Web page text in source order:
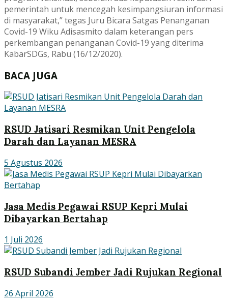
pemerintah untuk mencegah kesimpangsiuran informasi
di masyarakat,” tegas Juru Bicara Satgas Penanganan
Covid-19 Wiku Adisasmito dalam keterangan pers
perkembangan penanganan Covid-19 yang diterima
KabarSDGs, Rabu (16/12/2020).
BACA JUGA
RSUD Jatisari Resmikan Unit Pengelola
Darah dan Layanan MESRA
5 Agustus 2026
Jasa Medis Pegawai RSUP Kepri Mulai
Dibayarkan Bertahap
1 Juli 2026
RSUD Subandi Jember Jadi Rujukan Regional
26 April 2026